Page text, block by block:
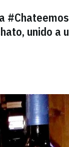
unido a